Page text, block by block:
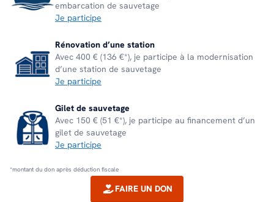
embarcation de sauvetage
Je participe
Rénovation d’une station
Avec 400 € (136 €*), je participe à la modernisation
d’une station de sauvetage
Je participe
Gilet de sauvetage
Avec 150 € (51 €*), je participe au financement d’un
gilet de sauvetage
Je participe
*montant du don après déduction fiscale
FAIRE UN DON